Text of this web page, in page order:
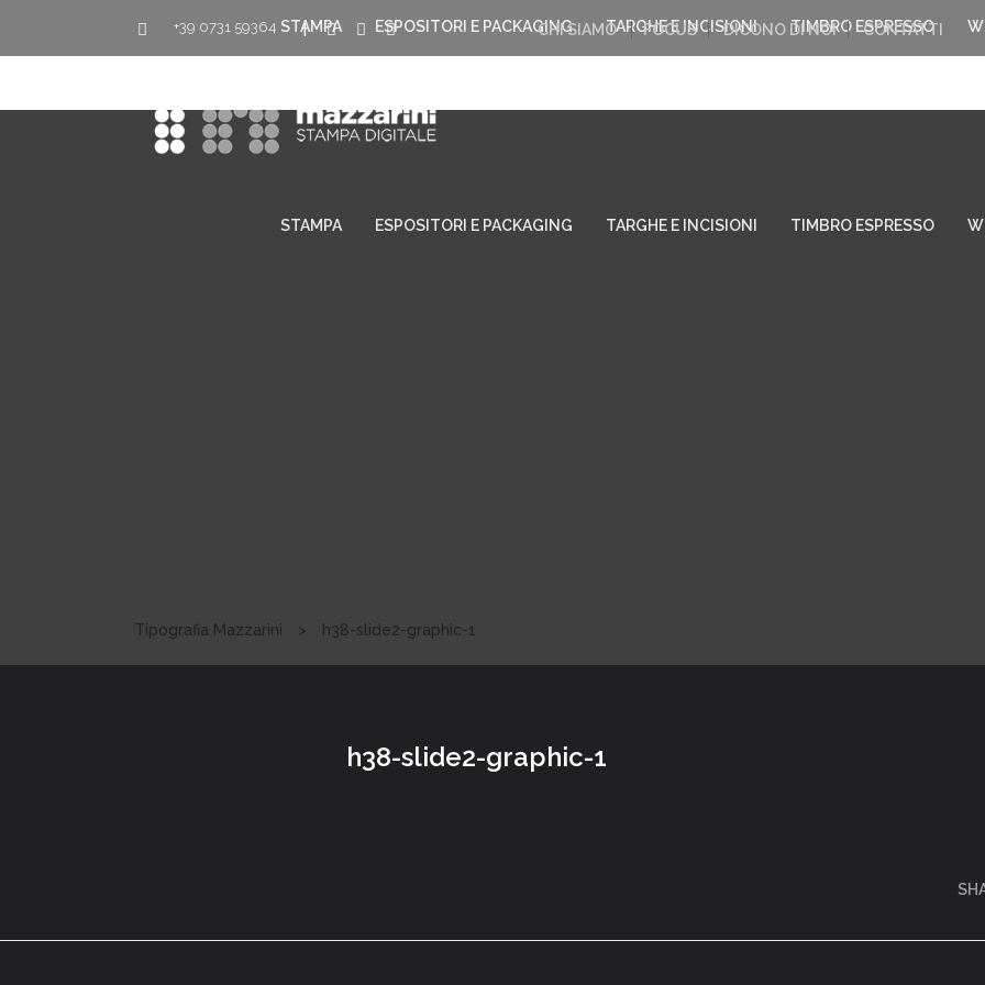
+39 0731 59364 | CHI SIAMO FOCUS DICONO DI NOI CONTATTI
STAMPA ESPOSITORI E PACKAGING TARGHE E INCISIONI TIMBRO ESPRESSO
STAMPA ESPOSITORI E PACKAGING TARGHE E INCISIONI TIMBRO ESPRESSO
Tipografia Mazzarini > h38-slide2-graphic-1
h38-slide2-graphic-1